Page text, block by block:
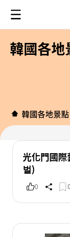
韓國各地
韓國各地景點
光化門國
벌)
0